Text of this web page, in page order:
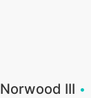
Norwood III